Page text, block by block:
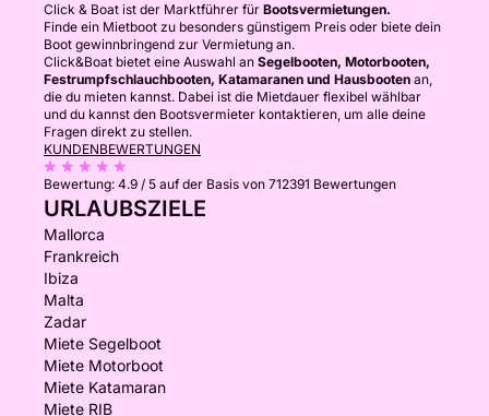
Click & Boat ist der Marktführer für Bootsvermietungen.
Finde ein Mietboot zu besonders günstigem Preis oder biete dein
Boot gewinnbringend zur Vermietung an.
Click&Boat bietet eine Auswahl an Segelbooten, Motorbooten,
Festrumpfschlauchbooten, Katamaranen und Hausbooten an,
die du mieten kannst. Dabei ist die Mietdauer flexibel wählbar
und du kannst den Bootsvermieter kontaktieren, um alle deine
Fragen direkt zu stellen.
KUNDENBEWERTUNGEN
Bewertung: 4.9 / 5 auf der Basis von 712391 Bewertungen
URLAUBSZIELE
Mallorca
Frankreich
Ibiza
Malta
Zadar
Miete Segelboot
Miete Motorboot
Miete Katamaran
Miete RIB